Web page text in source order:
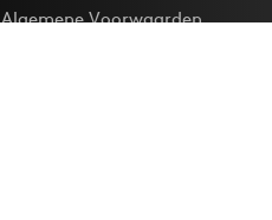
Algemene Voorwaarden